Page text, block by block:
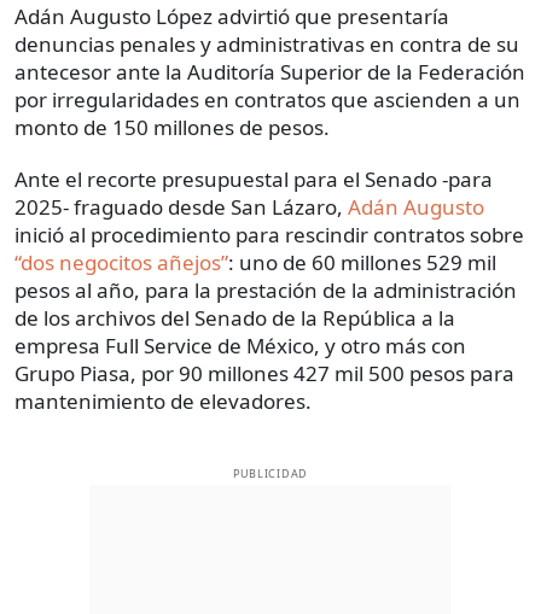
Adán Augusto López advirtió que presentaría
denuncias penales y administrativas en contra de su
antecesor ante la Auditoría Superior de la Federación
por irregularidades en contratos que ascienden a un
monto de 150 millones de pesos.
Ante el recorte presupuestal para el Senado -para
2025- fraguado desde San Lázaro, Adán Augusto
inició al procedimiento para rescindir contratos sobre
“dos negocitos añejos”: uno de 60 millones 529 mil
pesos al año, para la prestación de la administración
de los archivos del Senado de la República a la
empresa Full Service de México, y otro más con
Grupo Piasa, por 90 millones 427 mil 500 pesos para
mantenimiento de elevadores.
PUBLICIDAD